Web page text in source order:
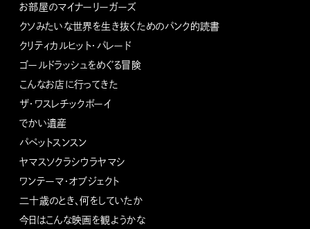
お部屋のマイナーリーガーズ
クソみたいな世界を生き抜くためのパンク的読書
クリティカルヒット・パレード
ゴールドラッシュをめぐる冒険
こんなお店に行ってきた
ザ・ワスレチックボーイ
でかい遺産
パペットスンスン
ヤマスソクラシウラヤマシ
ワンテーマ・オブジェクト
二十歳のとき、何をしていたか
今日はこんな映画を観ようかな